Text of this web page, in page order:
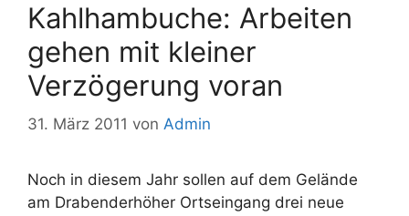
Kahlhambuche: Arbeiten
gehen mit kleiner
Verzögerung voran
31. März 2011 von Admin
Noch in diesem Jahr sollen auf dem Gelände
am Drabenderhöher Ortseingang drei neue